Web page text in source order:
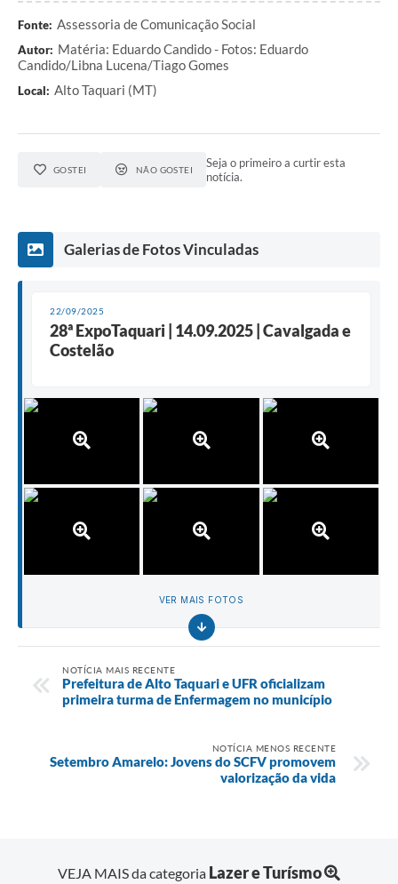
Fonte: Assessoria de Comunicação Social
Autor: Matéria: Eduardo Candido - Fotos: Eduardo
Candido/Libna Lucena/Tiago Gomes
Local: Alto Taquari (MT)
GOSTEI NÃO GOSTEI
Seja o primeiro a curtir esta
notícia.
Galerias de Fotos Vinculadas
22/09/2025
28ª ExpoTaquari | 14.09.2025 | Cavalgada e
Costelão
VER MAIS FOTOS
NOTÍCIA MAIS RECENTE
Prefeitura de Alto Taquari e UFR oficializam
primeira turma de Enfermagem no município
NOTÍCIA MENOS RECENTE
Setembro Amarelo: Jovens do SCFV promovem
valorização da vida
VEJA MAIS da categoria Lazer e Turísmo